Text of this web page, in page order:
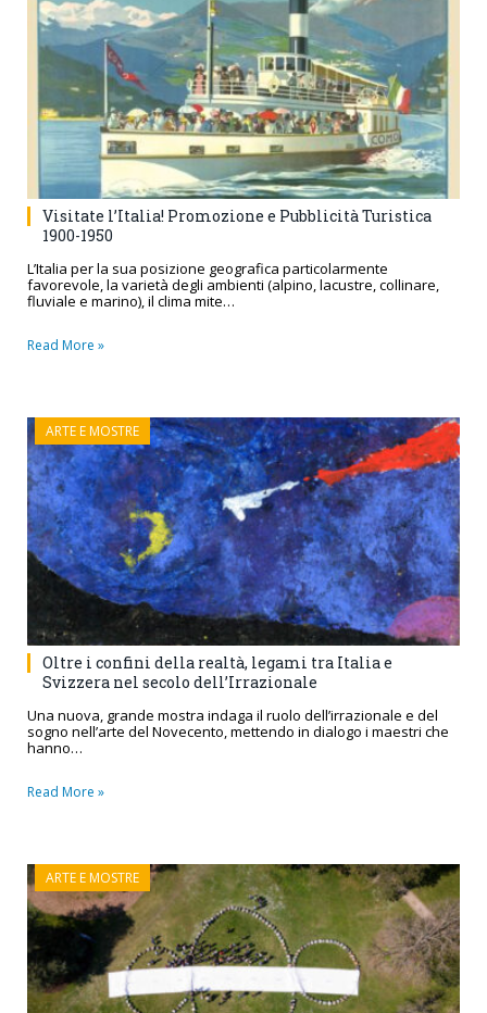
Visitate l’Italia! Promozione e Pubblicità Turistica
1900-1950
L’Italia per la sua posizione geografica particolarmente
favorevole, la varietà degli ambienti (alpino, lacustre, collinare,
fluviale e marino), il clima mite…
Read More »
ARTE E MOSTRE
Oltre i confini della realtà, legami tra Italia e
Svizzera nel secolo dell’Irrazionale
Una nuova, grande mostra indaga il ruolo dell’irrazionale e del
sogno nell’arte del Novecento, mettendo in dialogo i maestri che
hanno…
Read More »
ARTE E MOSTRE